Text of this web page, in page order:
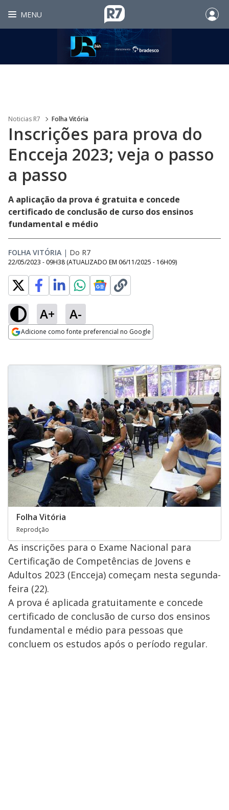
MENU
Noticias R7 Folha Vitória
Inscrições para prova do
Encceja 2023; veja o passo
a passo
A aplicação da prova é gratuita e concede
certificado de conclusão de curso dos ensinos
fundamental e médio
FOLHA VITÓRIA | Do R7
22/05/2023 - 09H38 (ATUALIZADO EM 06/11/2025 - 16H09)
A+ A-
Adicione como fonte preferencial no Google
Folha Vitória
Reprodção
As inscrições para o Exame Nacional para
Certificação de Competências de Jovens e
Adultos 2023 (Encceja) começam nesta segunda-
feira (22).
A prova é aplicada gratuitamente e concede
certificado de conclusão de curso dos ensinos
fundamental e médio para pessoas que
concluem os estudos após o período regular.